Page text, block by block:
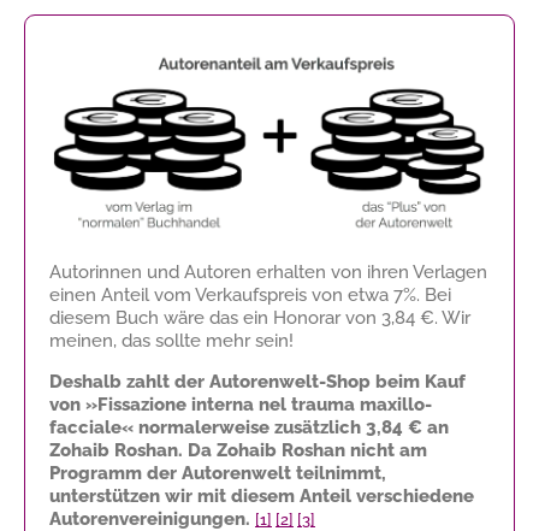
Autorinnen und Autoren erhalten von ihren Verlagen
einen Anteil vom Verkaufspreis von etwa 7%. Bei
diesem Buch wäre das ein Honorar von 3,84 €. Wir
meinen, das sollte mehr sein!
Deshalb zahlt der Autorenwelt-Shop beim Kauf
von »Fissazione interna nel trauma maxillo-
facciale« normalerweise zusätzlich 3,84 € an
Zohaib Roshan. Da Zohaib Roshan nicht am
Programm der Autorenwelt teilnimmt,
unterstützen wir mit diesem Anteil verschiedene
Autorenvereinigungen. [1] [2] [3]